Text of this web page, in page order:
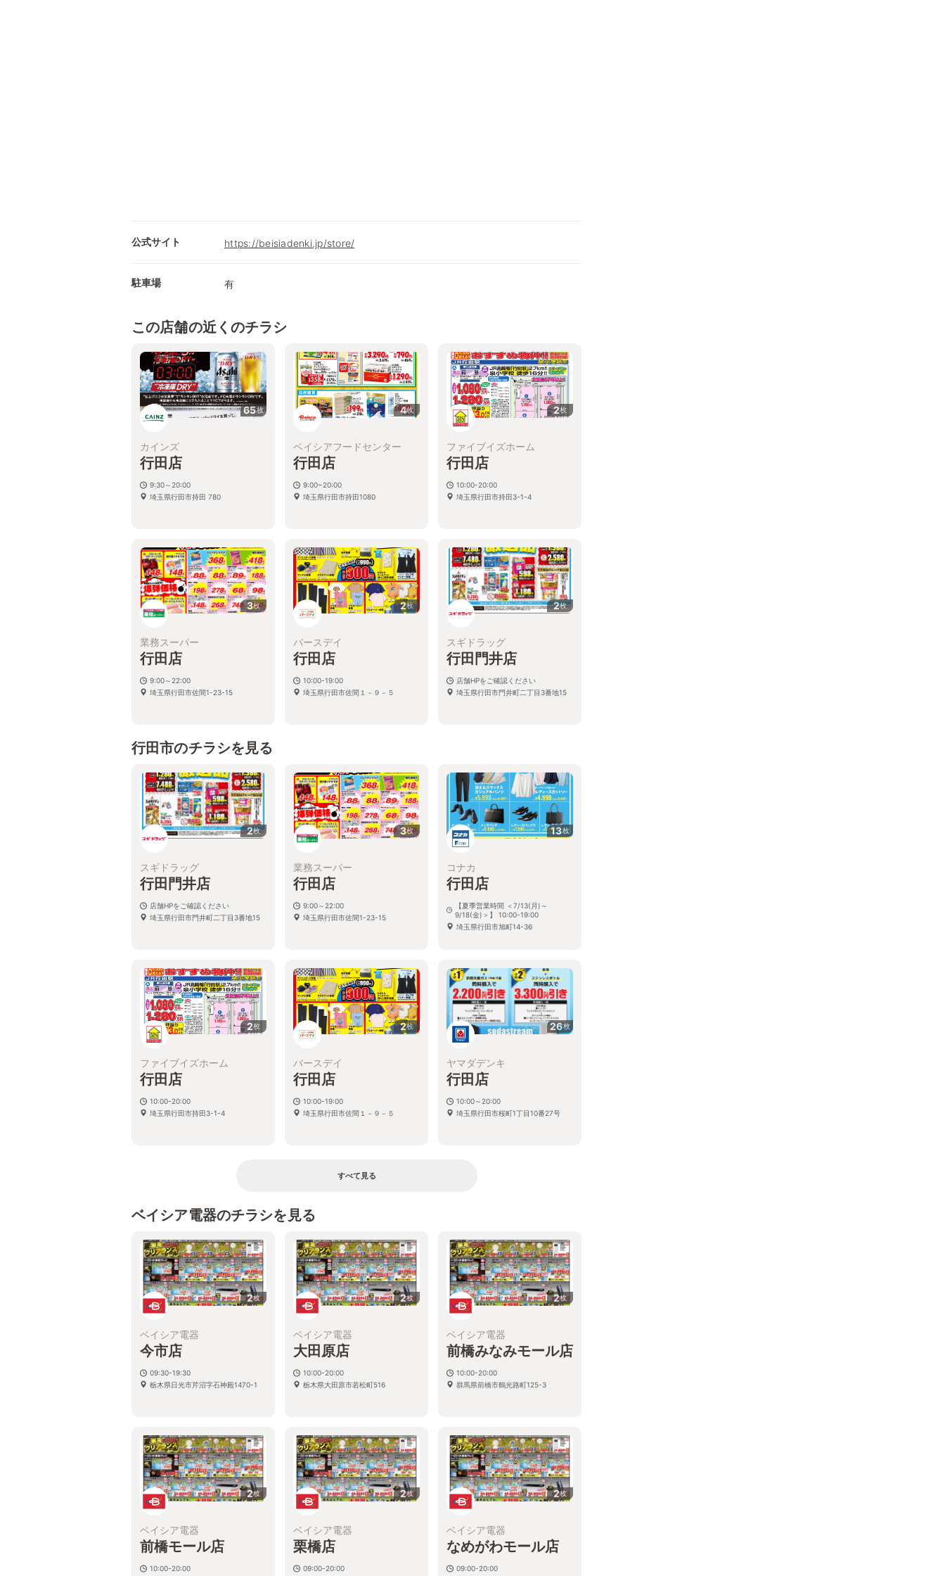
公式サイト https://beisiadenki.jp/store/
駐車場 有
この店舗の近くのチラシ
65枚
カインズ
行田店
9:30～20:00
埼玉県行田市持田 780
4枚
ベイシアフードセンター
行田店
9:00~20:00
埼玉県行田市持田1080
2枚
ファイブイズホーム
行田店
10:00-20:00
埼玉県行田市持田3-1-4
3枚
業務スーパー
行田店
9:00～22:00
埼玉県行田市佐間1-23-15
2枚
バースデイ
行田店
10:00-19:00
埼玉県行田市佐間１－９－５
2枚
スギドラッグ
行田門井店
店舗HPをご確認ください
埼玉県行田市門井町二丁目3番地15
行田市のチラシを見る
2枚
スギドラッグ
行田門井店
店舗HPをご確認ください
埼玉県行田市門井町二丁目3番地15
3枚
業務スーパー
行田店
9:00～22:00
埼玉県行田市佐間1-23-15
13枚
コナカ
行田店
【夏季営業時間 ＜7/13(月)～
9/18(金)＞】 10:00-19:00
埼玉県行田市旭町14-36
2枚
ファイブイズホーム
行田店
10:00-20:00
埼玉県行田市持田3-1-4
2枚
バースデイ
行田店
10:00-19:00
埼玉県行田市佐間１－９－５
26枚
ヤマダデンキ
行田店
10:00～20:00
埼玉県行田市桜町1丁目10番27号
すべて見る
ベイシア電器のチラシを見る
2枚
ベイシア電器
今市店
09:30-19:30
栃木県日光市芹沼字石神殿1470-1
2枚
ベイシア電器
大田原店
10:00-20:00
栃木県大田原市若松町516
2枚
ベイシア電器
前橋みなみモール店
10:00-20:00
群馬県前橋市鶴光路町125-3
2枚
ベイシア電器
前橋モール店
10:00-20:00
2枚
ベイシア電器
栗橋店
09:00-20:00
2枚
ベイシア電器
なめがわモール店
09:00-20:00